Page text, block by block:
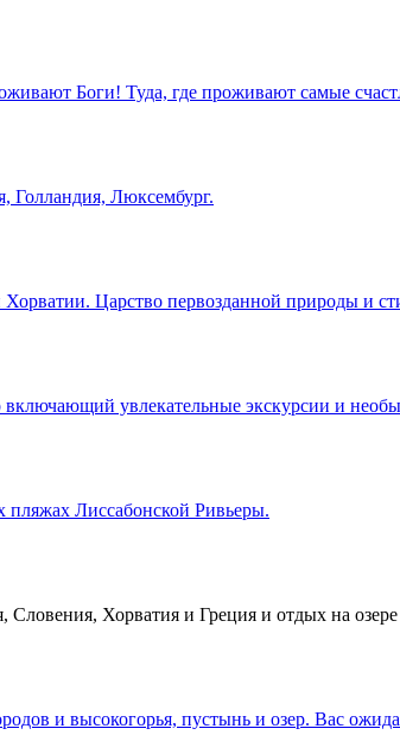
Боги! Туда, где проживают самые
Голландия, Люксембург.
Царство первозданной природы и
увлекательные экскурсии и
пляжах Лиссабонской Ривьеры.
Хорватия и Греция и отдых на
и высокогорья, пустынь и озер. Вас